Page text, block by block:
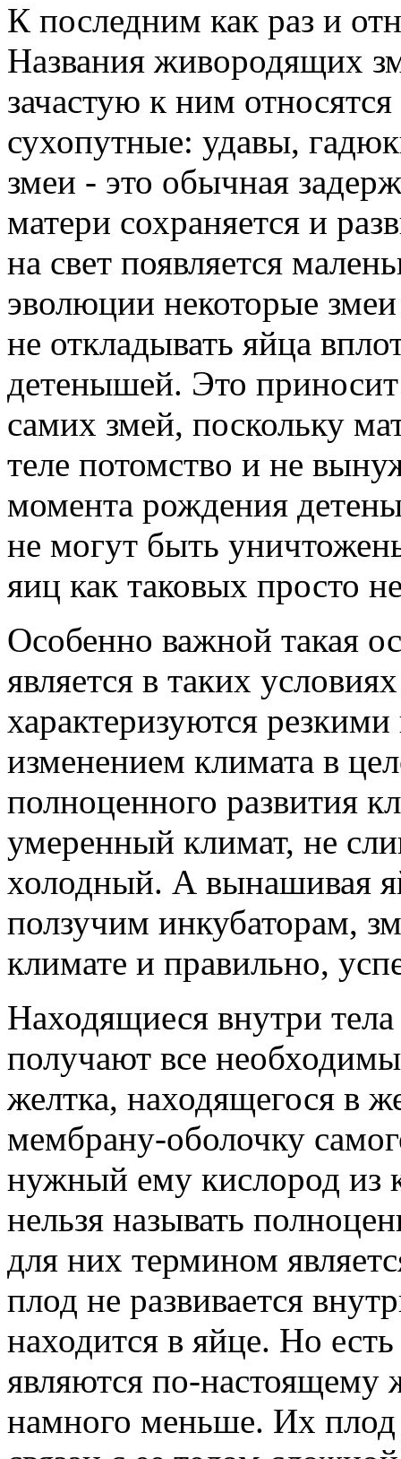
К последним как раз и
Названия живородящих
зачастую к ним
сухопутные: удавы,
змеи - это обычная
матери сохраняется и
на свет появляется
эволюции некоторые
не откладывать яйца
детенышей. Это
самих змей, поскольку
теле потомство и не
момента рождения
не могут быть
яиц как таковых просто
Особенно важной такая
является в таких
характеризуются
изменением климата в
полноценного развития
умеренный климат, не
холодный. А вынашивая
ползучим инкубаторам,
климате и правильно,
Находящиеся внутри
получают все
желтка, находящегося в
мембрану-оболочку
нужный ему кислород из
нельзя называть
для них термином
плод не развивается
находится в яйце. Но
являются по-
намного меньше. Их плод